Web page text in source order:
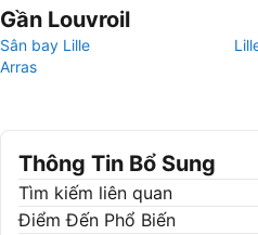
Gần Louvroil
Sân bay Lille
Arras
Thông Tin Bổ Sung
Tìm kiếm liên quan
Điểm Đến Phổ Biến